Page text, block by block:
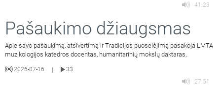
41:23
Pašaukimo džiaugsmas
Apie savo pašaukimą, atsivertimą ir Tradicijos puoselėjimą pasakoja LMTA
muzikologijos katedros docentas, humanitarinių mokslų daktaras,
2026-07-16 |
33
27:51